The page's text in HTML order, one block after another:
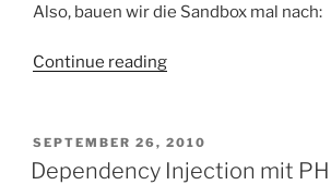
Also, bauen wir die Sandbox mal nach:
Continue reading“Symfony
scratch”
bootstrappen”
POSTED
ON
SEPTEMBER 26, 2010
Dependency Injection mit